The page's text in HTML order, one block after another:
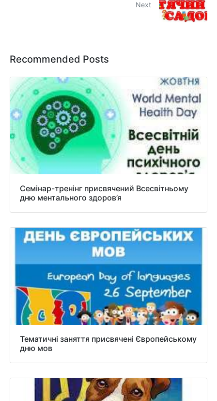
Next
Recommended Posts
Семінар-тренінг присвячений Всесвітньому
дню ментального здоров’я
Тематичні заняття присвячені Європейському
дню мов